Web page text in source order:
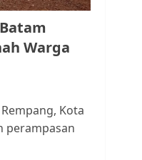
jadi
Pemerintah
di
RT/RW
Batam,
Protes
Diambil
Warga
Rempang, Kota
perampasan